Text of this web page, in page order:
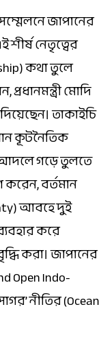
জাপানের
শীর্ষ নেতৃত্বের
কথা তুলে
মোদি
তাকাইচি
কূটনৈতিক
গড়ে তুলতে
বর্তমান
আবহে দুই
করে
করা। জাপানের
Open Indo-
নীতির (Ocean